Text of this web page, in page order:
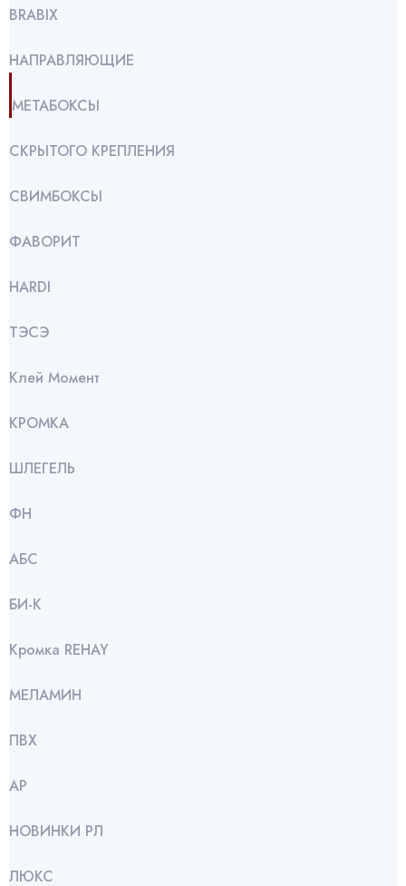
BRABIX
НАПРАВЛЯЮЩИЕ
МЕТАБОКСЫ
СКРЫТОГО КРЕПЛЕНИЯ
СВИМБОКСЫ
ФАВОРИТ
HARDI
ТЭСЭ
Клей Момент
КРОМКА
ШЛЕГЕЛЬ
ФН
АБС
БИ-К
Кромка REHAY
МЕЛАМИН
ПВХ
АР
НОВИНКИ РЛ
ЛЮКС